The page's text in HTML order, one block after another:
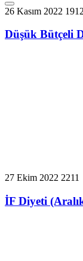
26 Kasım 2022 1912
Düşük Bütçeli
27 Ekim 2022 2211
İF Diyeti